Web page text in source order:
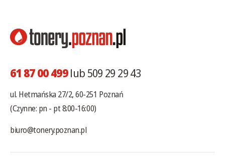
61 87 00 499lub 509 29 29 43
ul. Hetmańska 27/2, 60-251 Poznań
(Czynne: pn - pt 8:00-16:00)
biuro@tonery.poznan.pl